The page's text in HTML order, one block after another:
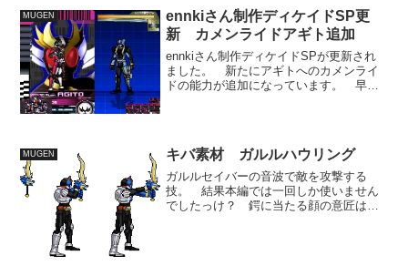
MUGEN
ennkiさん制作ディケイドSP更
新 カメンライドアギト追加
ennkiさん制作ディケイドSPが更新され
ました。 新たにアギトへのカメンライ
ドの能力が追加になっています。 早
MUGEN キバ素材 ガルルハウリング
ガルルセイバーの音波で敵を攻撃する
技。 結果本編では一回しか使いません
でしたっけ？ 鍔に当たる顔の意匠はも